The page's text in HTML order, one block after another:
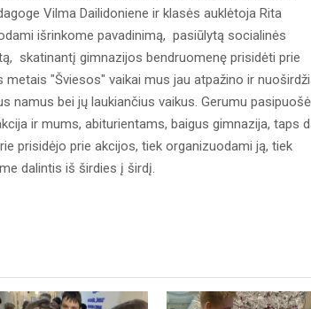
Vilma Dailidoniene ir klasės auklėtoja Rita
išrinkome pavadinimą, pasiūlytą socialinės
skatinantį gimnazijos bendruomenę prisidėti prie
"Šviesos" vaikai mus jau atpažino ir
namus bei jų laukiančius vaikus. Gerumu
ir mums, abiturientams, baigus gimnazija, taps
prisidėjo prie akcijos, tiek organizuodami ją, tiek
dalintis iš širdies į širdį.